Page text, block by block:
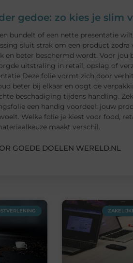
gedoe: zo kies je slim
bundelt of een nette presentatie
sluit strak om een product
en beter beschermd wordt. Voor
uitstraling in retail, opslag of
Deze folie vormt zich door
beter bij elkaar en oogt de
beschadiging tijdens handling.
een handig voordeel: jouw
Welke folie je kiest voor food,
maakt verschil.
GOEDE DOELEN WERELD.NL